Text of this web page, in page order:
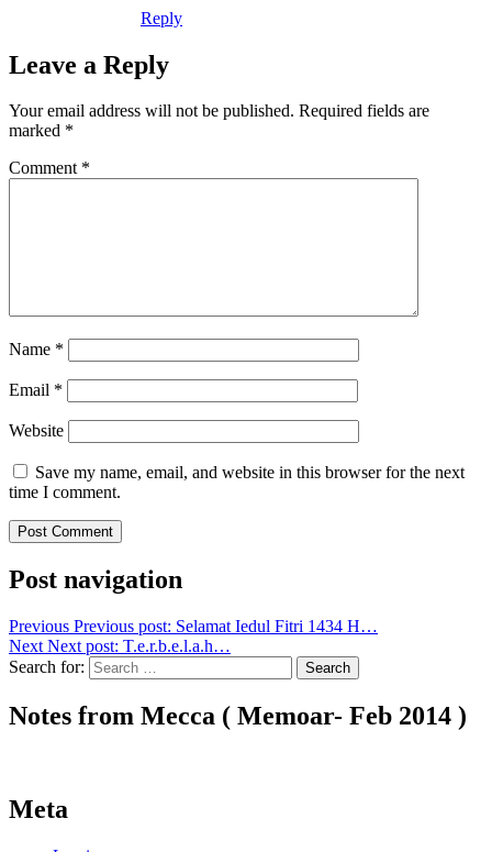
Reply
Leave a Reply
Your email address will not be published. Required fields are
marked *
Comment *
Name *
Email *
Website
Save my name, email, and website in this browser for the next
time I comment.
Post navigation
Previous Previous post: Selamat Iedul Fitri 1434 H…
Next Next post: T.e.r.b.e.l.a.h…
Search for:
Search
Notes from Mecca ( Memoar- Feb 2014 )
Meta